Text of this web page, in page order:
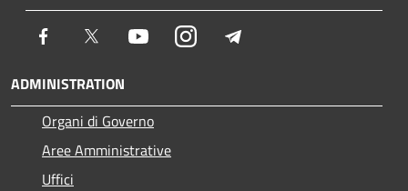
Facebook Twitter YoutubeInstagram
ADMINISTRATION
Organi di Governo
Aree Amministrative
Uffici